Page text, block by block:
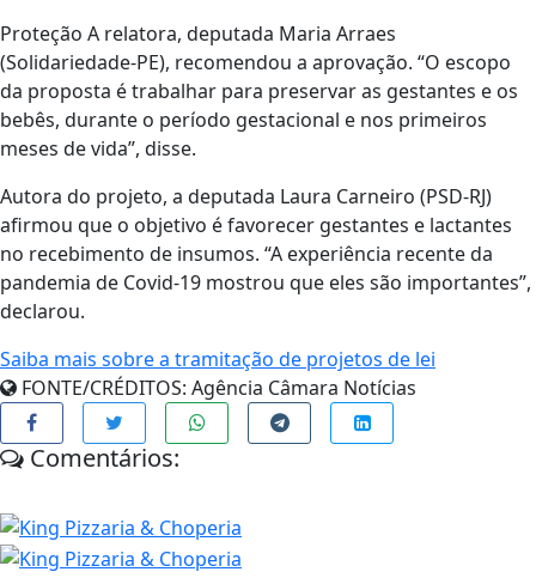
Proteção A relatora, deputada Maria Arraes
(Solidariedade-PE), recomendou a aprovação. “O escopo
da proposta é trabalhar para preservar as gestantes e os
bebês, durante o período gestacional e nos primeiros
meses de vida”, disse.
Autora do projeto, a deputada Laura Carneiro (PSD-RJ)
afirmou que o objetivo é favorecer gestantes e lactantes
no recebimento de insumos. “A experiência recente da
pandemia de Covid-19 mostrou que eles são importantes”,
declarou.
Saiba mais sobre a tramitação de projetos de lei
FONTE/CRÉDITOS: Agência Câmara Notícias
Comentários: